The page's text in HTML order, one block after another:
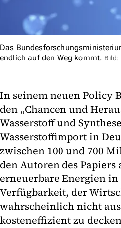
Das
endlich auf den Weg kommt. Bild:
In seinem neuen Policy
den „Chancen und
Wasserstoff und
Wasserstoffimport in
zwischen 100 und 700
den Autoren des
erneuerbare Energien
Verfügbarkeit, der
wahrscheinlich nicht
kosteneffizient zu